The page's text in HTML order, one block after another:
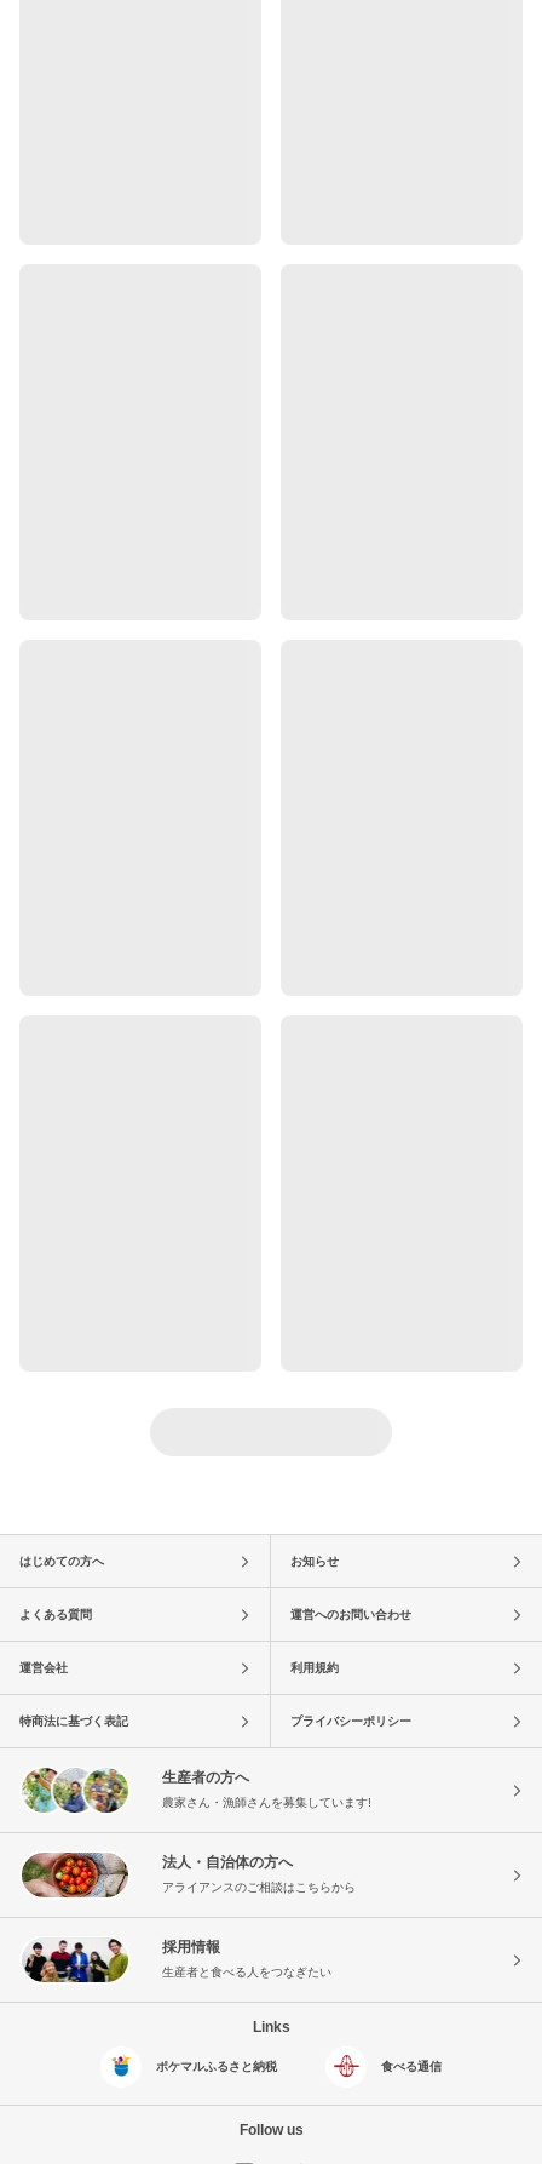
はじめての方へ お知らせ
よくある質問 運営へのお問い合わせ
運営会社 利用規約
特商法に基づく表記 プライバシーポリシー
生産者の方へ
農家さん・漁師さんを募集しています!
法人・自治体の方へ
アライアンスのご相談はこちらから
採用情報
生産者と食べる人をつなぎたい
Links
ポケマルふるさと納税 食べる通信
Follow us